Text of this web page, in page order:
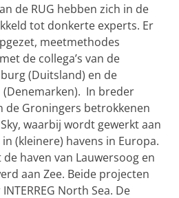
de RUG hebben zich in de
tot donkerte experts. Er
meetmethodes
de collega’s van de
(Duitsland) en de
In breder
de Groningers betrokkenen
waarbij wordt gewerkt aan
(kleinere) havens in Europa.
haven van Lauwersoog en
aan Zee. Beide projecten
North Sea. De